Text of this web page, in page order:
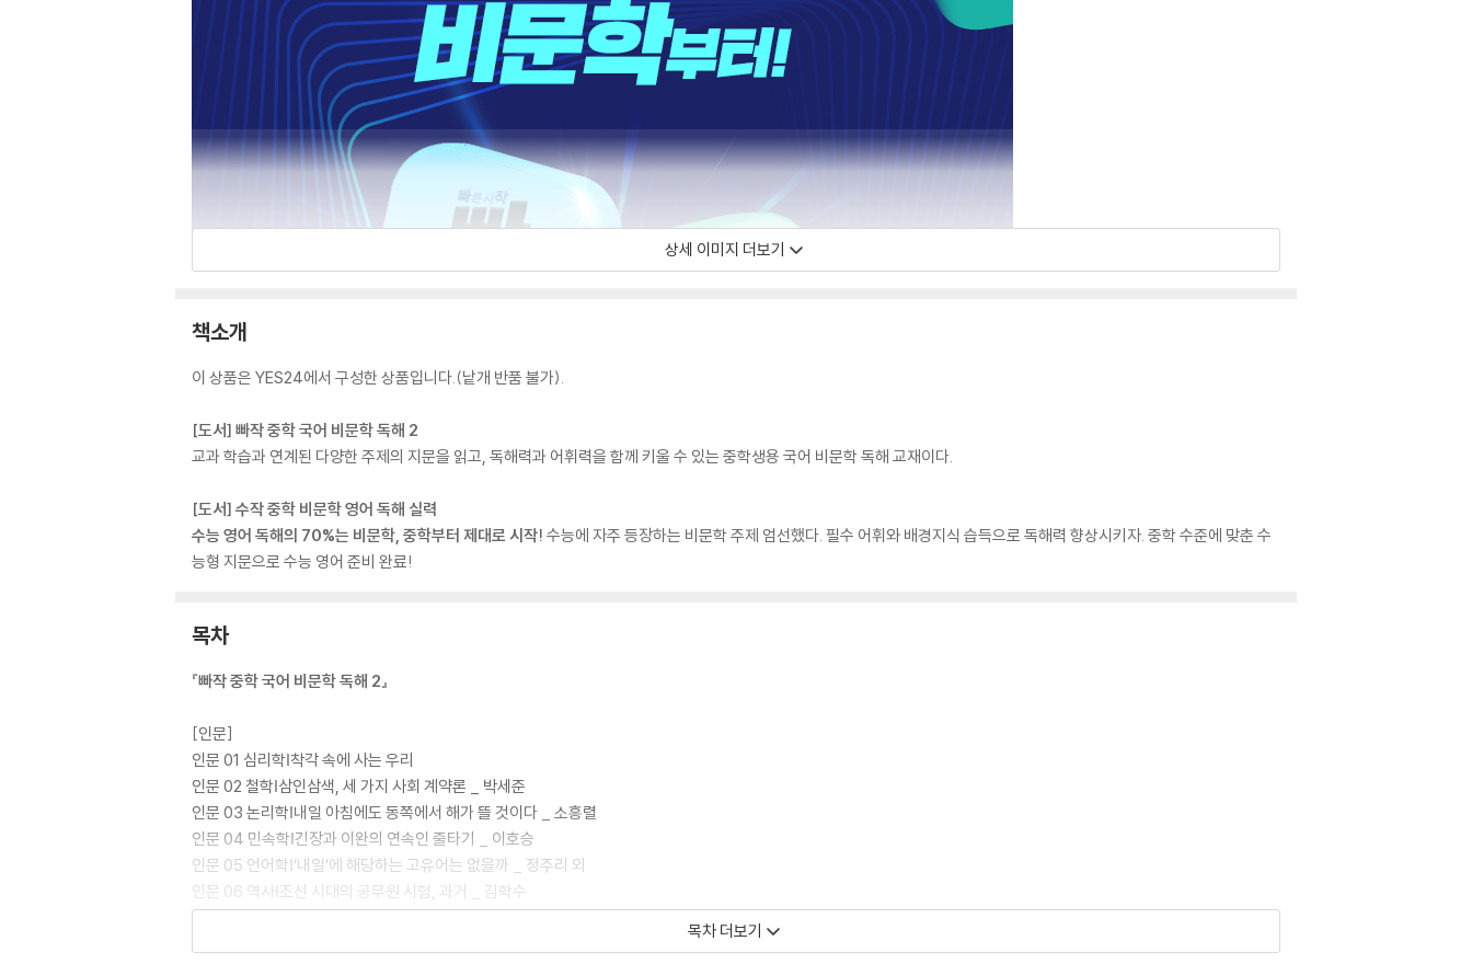
상세 이미지 더보기
책소개
이 상품은 YES24에서 구성한 상품입니다.(낱개 반품 불가).
[도서] 빠작 중학 국어 비문학 독해 2
교과 학습과 연계된 다양한 주제의 지문을 읽고, 독해력과 어휘력을 함께 키울 수 있는 중학생용 국어 비문학 독해 교재이다.
[도서] 수작 중학 비문학 영어 독해 실력
수능 영어 독해의 70%는 비문학, 중학부터 제대로 시작! 수능에 자주 등장하는 비문학 주제 엄선했다. 필수 어휘와 배경지식 습득으로 독해력 향상시키자. 중학 수준에 맞춘 수
능형 지문으로 수능 영어 준비 완료!
목차
『빠작 중학 국어 비문학 독해 2』
[인문]
인문 01 심리학Ⅰ착각 속에 사는 우리
인문 02 철학Ⅰ삼인삼색, 세 가지 사회 계약론 _ 박세준
인문 03 논리학Ⅰ내일 아침에도 동쪽에서 해가 뜰 것이다 _ 소흥렬
인문 04 민속학Ⅰ긴장과 이완의 연속인 줄타기 _ 이호승
인문 05 언어학Ⅰ‘내일’에 해당하는 고유어는 없을까 _ 정주리 외
인문 06 역사Ⅰ조선 시대의 공무원 시험, 과거 _ 김학수
인문 07 언어 심리학Ⅰ생쥐 한 마리는 어디에 있었는가 _ 노명완
목차 더보기